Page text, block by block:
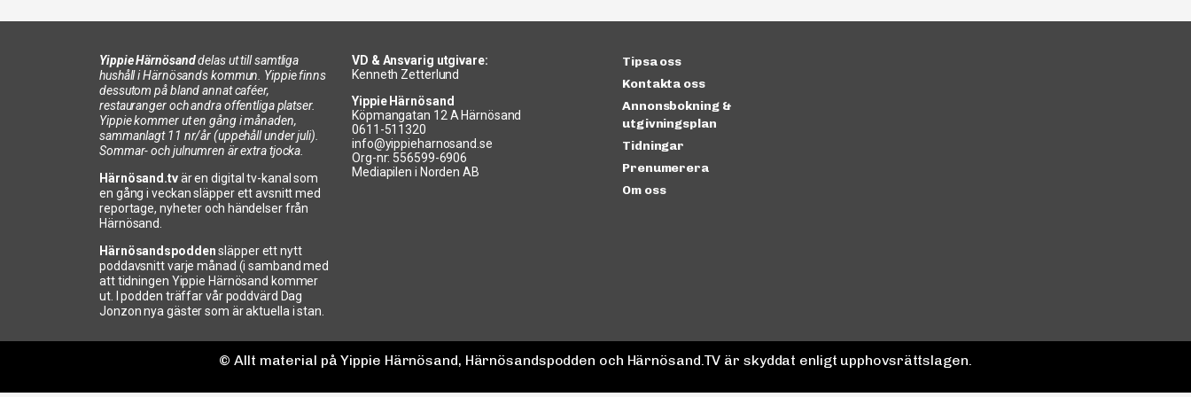
Yippie Härnösanddelas ut till samtliga
hushåll i Härnösands kommun. Yippie finns
dessutom på bland annat caféer,
restauranger och andra offentliga platser.
Yippie kommer ut en gång i månaden,
sammanlagt 11 nr/år (uppehåll under juli).
Sommar- och julnumren är extra tjocka.
Härnösand.tvär en digital tv-kanal som
en gång i veckan släpper ett avsnitt med
reportage, nyheter och händelser från
Härnösand.
Härnösandspoddensläpper ett nytt
poddavsnitt varje månad (i samband med
att tidningen Yippie Härnösand kommer
ut. I podden träffar vår poddvärd Dag
Jonzon nya gäster som är aktuella i stan.
VD & Ansvarig utgivare:
Kenneth Zetterlund
Yippie Härnösand
Köpmangatan 12 A Härnösand
0611-511320
info@yippieharnosand.se
Org-nr: 556599-6906
Mediapilen i Norden AB
Tipsa oss
Kontakta oss
Annonsbokning &
utgivningsplan
Tidningar
Prenumerera
Om oss
© Allt material på Yippie Härnösand, Härnösandspodden och Härnösand.TV är skyddat enligt upphovsrättslagen.